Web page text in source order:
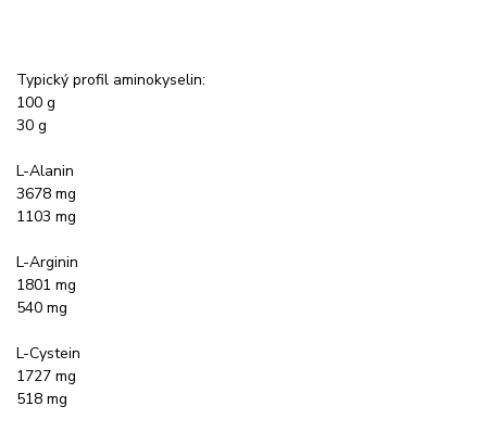
Typický profil aminokyselin:
100 g
30 g
L-Alanin
3678 mg
1103 mg
L-Arginin
1801 mg
540 mg
L-Cystein
1727 mg
518 mg